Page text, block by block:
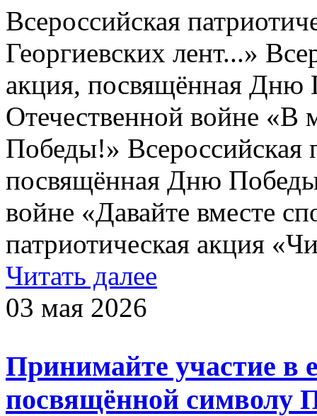
Всероссийская
Георгиевских лент...»
акция, посвящённая Дню
Отечественной войне
Победы!» Всероссийская
посвящённая Дню
войне «Давайте вместе
патриотическая акция
Читать далее
03 мая 2026
Принимайте участие в
посвящённой символу